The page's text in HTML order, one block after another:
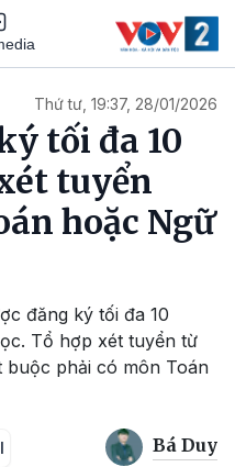
Thứ tư, 19:37, 28/01/2026
tối đa 10
tuyển
hoặc Ngữ
đăng ký tối đa 10
Tổ hợp xét tuyển từ
buộc phải có môn Toán
Bá Duy